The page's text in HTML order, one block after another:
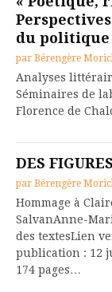
du politique
par Bérengère
Analyses
Séminaires de
Florence de
DES
par Bérengère
Hommage à
SalvanAnne-
des textesLien
publication : 12
174 pages…